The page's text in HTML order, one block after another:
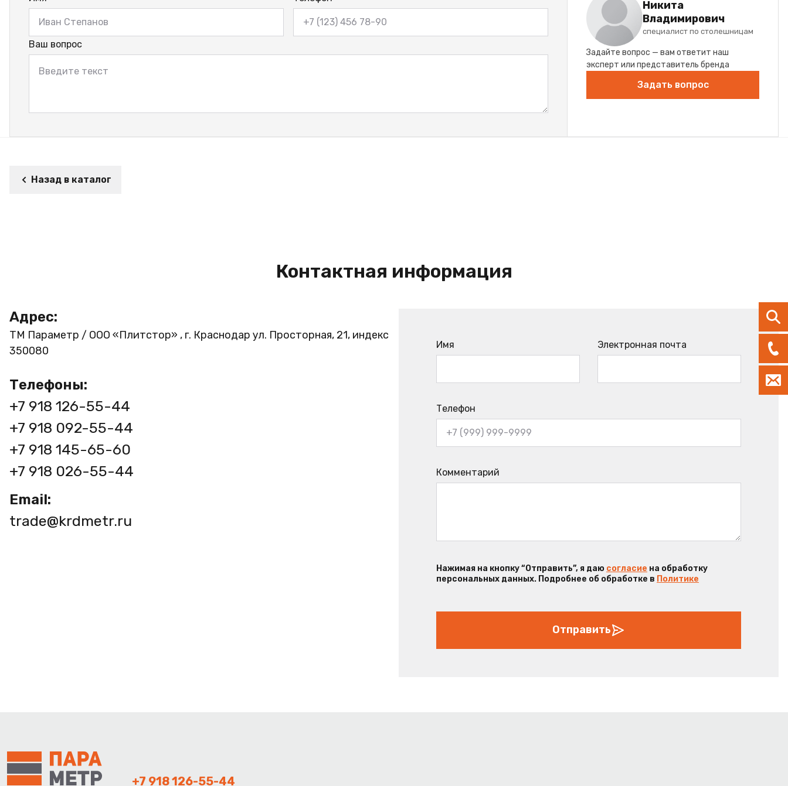
Ваш вопрос
Никита
Владимирович
специалист по столешницам
Задайте вопрос — вам ответит наш
эксперт или представитель бренда
Задать вопрос
Назад в каталог
Контактная информация
Адрес:
ТМ Параметр / ООО «Плитстор» , г. Краснодар ул. Просторная, 21, индекс
350080
Телефоны:
+7 918 126-55-44
+7 918 092-55-44
+7 918 145-65-60
+7 918 026-55-44
Email:
trade@krdmetr.ru
Имя Электронная почта
Телефон
Комментарий
Нажимая на кнопку “Отправить”, я даю согласие на обработку
персональных данных. Подробнее об обработке в Политике
Отправить
+7 918 126-55-44